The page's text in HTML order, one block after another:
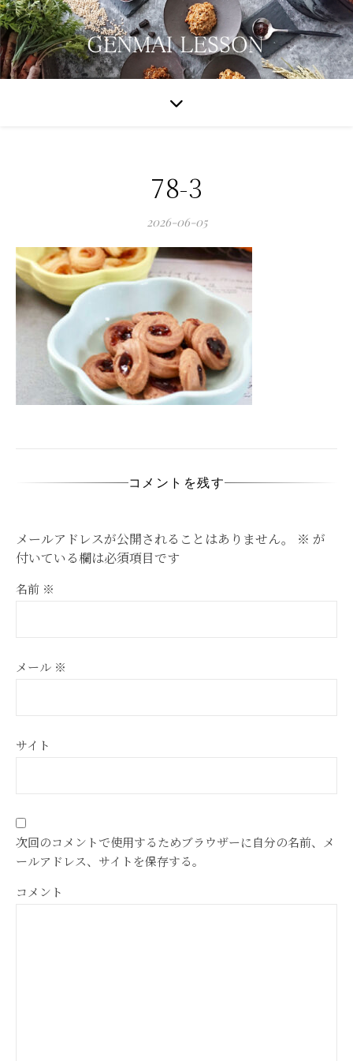
78-3
2026-06-05
コメントを残す
メールアドレスが公開されることはありません。 ※ が
付いている欄は必須項目です
名前 ※
メール ※
サイト
次回のコメントで使用するためブラウザーに自分の名前、メ
ールアドレス、サイトを保存する。
コメント